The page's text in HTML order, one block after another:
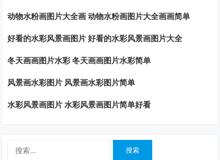
动物水粉画图片大全画 动物水粉画图片大全画画简单
好看的水彩风景画图片 好看的水彩风景画图片大全
冬天画画图片水彩 冬天画画图片水彩简单
风景画水彩图片 风景画水彩图片简单
水彩风景画图片 水彩风景画图片简单好看